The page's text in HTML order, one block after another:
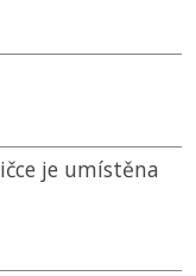
je umístěna